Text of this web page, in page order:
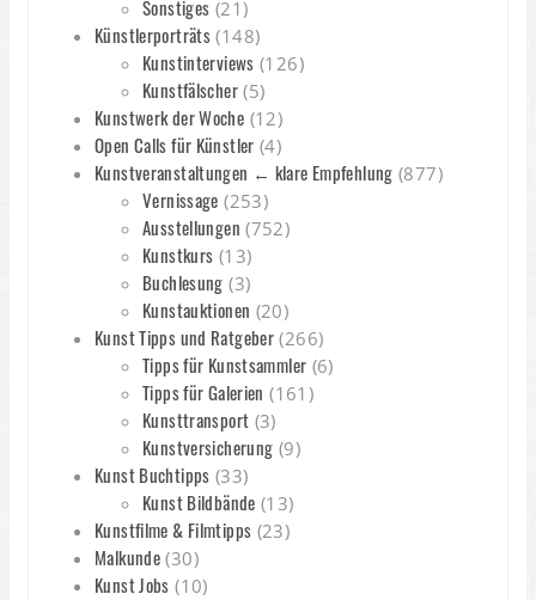
Sonstiges (21)
Künstlerporträts (148)
Kunstinterviews (126)
Kunstfälscher(5)
Kunstwerk der Woche (12)
Open Calls für Künstler (4)
Kunstveranstaltungen ← klare Empfehlung (877)
Vernissage (253)
Ausstellungen (752)
Kunstkurs (13)
Buchlesung (3)
Kunstauktionen (20)
Kunst Tipps und Ratgeber (266)
Tipps für Kunstsammler (6)
Tipps für Galerien (161)
Kunsttransport (3)
Kunstversicherung (9)
Kunst Buchtipps (33)
Kunst Bildbände (13)
Kunstfilme & Filmtipps (23)
Malkunde (30)
Kunst Jobs (10)